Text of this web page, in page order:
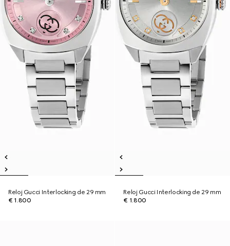
Reloj Gucci Interlocking de 29 mm
€ 1.800
Reloj Gucci Interlocking de 29 mm
€ 1.800